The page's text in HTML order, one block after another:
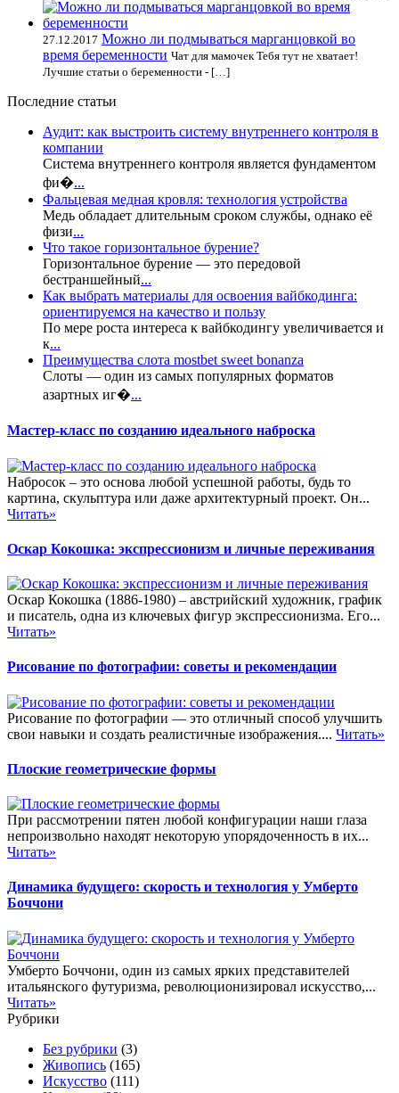
27.12.2017 Можно ли подмываться марганцовкой во
время беременности Чат для мамочек Тебя тут не хватает!
Лучшие статьи о беременности - […]
Последние статьи
Аудит: как выстроить систему внутреннего контроля в
компании
Система внутреннего контроля является фундаментом
фи�...
Фальцевая медная кровля: технология устройства
Медь обладает длительным сроком службы, однако её
физи...
Что такое горизонтальное бурение?
Горизонтальное бурение — это передовой
бестраншейный...
Как выбрать материалы для освоения вайбкодинга:
ориентируемся на качество и пользу
По мере роста интереса к вайбкодингу увеличивается и
к...
Преимущества слота mostbet sweet bonanza
Слоты — один из самых популярных форматов
азартных иг�...
Мастер-класс по созданию идеального наброска
Набросок – это основа любой успешной работы, будь то
картина, скульптура или даже архитектурный проект. Он...
Читать»
Оскар Кокошка: экспрессионизм и личные переживания
Оскар Кокошка (1886-1980) – австрийский художник, график
и писатель, одна из ключевых фигур экспрессионизма. Его...
Читать»
Рисование по фотографии: советы и рекомендации
Рисование по фотографии — это отличный способ улучшить
свои навыки и создать реалистичные изображения.... Читать»
Плоские геометрические формы
При рассмотрении пятен любой конфигурации наши глаза
непроизвольно находят некоторую упорядоченность в их...
Читать»
Динамика будущего: скорость и технология у Умберто
Боччони
Умберто Боччони, один из самых ярких представителей
итальянского футуризма, революционизировал искусство,...
Читать»
Рубрики
Без рубрики (3)
Живопись (165)
Искусство (111)